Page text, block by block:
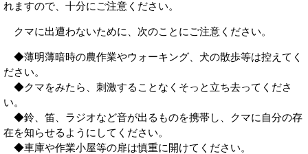
れますので、十分にご注意ください。
クマに出遭わないために、次のことにご注意ください。
◆薄明薄暗時の農作業やウォーキング、犬の散歩等は控えてく
ださい。
◆クマをみたら、刺激することなくそっと立ち去ってくださ
い。
◆鈴、笛、ラジオなど音が出るものを携帯し、クマに自分の存
在を知らせるようにしてください。
◆車庫や作業小屋等の扉は慎重に開けてください。